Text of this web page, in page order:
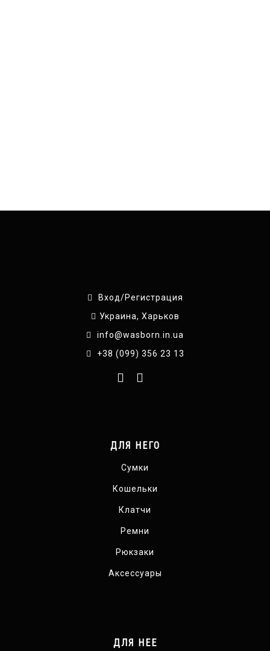
Вход/Регистрация
Украина, Харьков
info@wasborn.in.ua
+38 (099) 356 23 13
ДЛЯ НЕГО
Сумки
Кошельки
Клатчи
Ремни
Рюкзаки
Аксессуары
ДЛЯ НЕЕ